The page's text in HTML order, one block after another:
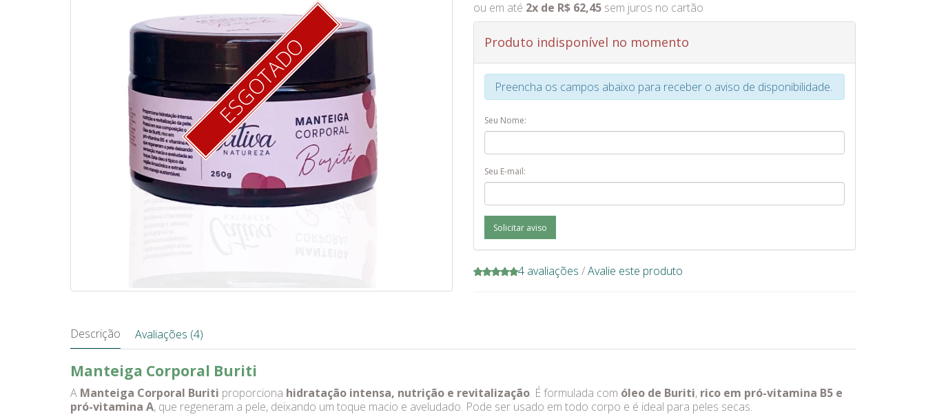
ESGOTADO
ou em até 2x de R$ 62,45 sem juros no cartão
Produto indisponível no momento
Preencha os campos abaixo para receber o aviso de disponibilidade.
Seu Nome:
Seu E-mail:
Solicitar aviso
4 avaliações /Avalie este produto
Descrição Avaliações (4)
Manteiga Corporal Buriti
A Manteiga Corporal Buriti proporciona hidratação intensa, nutrição e revitalização. É formulada com óleo de Buriti, rico em pró-vitamina B5 e
pró-vitamina A, que regeneram a pele, deixando um toque macio e aveludado. Pode ser usado em todo corpo e é ideal para peles secas.